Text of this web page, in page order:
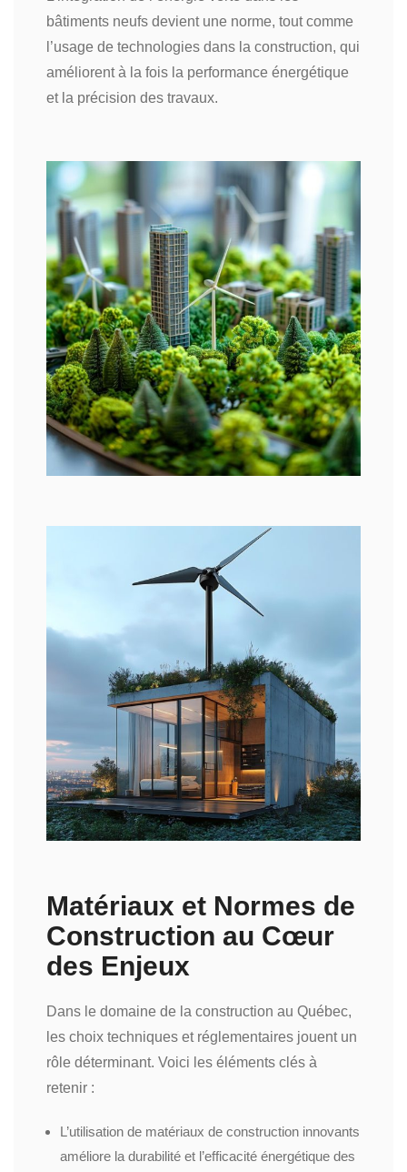
bâtiments neufs devient une norme, tout comme
l’usage de technologies dans la construction, qui
améliorent à la fois la performance énergétique
et la précision des travaux.
Matériaux et Normes de
Construction au Cœur
des Enjeux
Dans le domaine de la construction au Québec,
les choix techniques et réglementaires jouent un
rôle déterminant. Voici les éléments clés à
retenir :
L’utilisation de matériaux de construction innovants
améliore la durabilité et l’efficacité énergétique des